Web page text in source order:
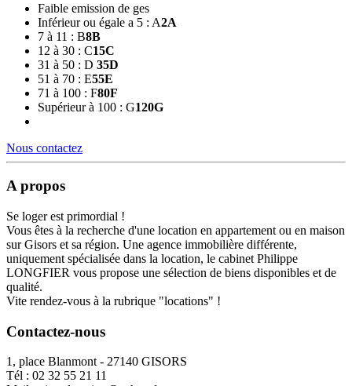
Faible emission de ges
Inférieur ou égale a 5 : A2A
7 à 11 : B8B
12 à 30 : C15C
31 à 50 : D 35D
51 à 70 : E55E
71 à 100 : F80F
Supérieur à 100 : G120G
Nous contactez
A propos
Se loger est primordial !
Vous êtes à la recherche d'une location en appartement ou en maison
sur Gisors et sa région. Une agence immobilière différente,
uniquement spécialisée dans la location, le cabinet Philippe
LONGFIER vous propose une sélection de biens disponibles et de
qualité.
Vite rendez-vous à la rubrique "locations" !
Contactez-nous
1, place Blanmont - 27140 GISORS
Tél : 02 32 55 21 11